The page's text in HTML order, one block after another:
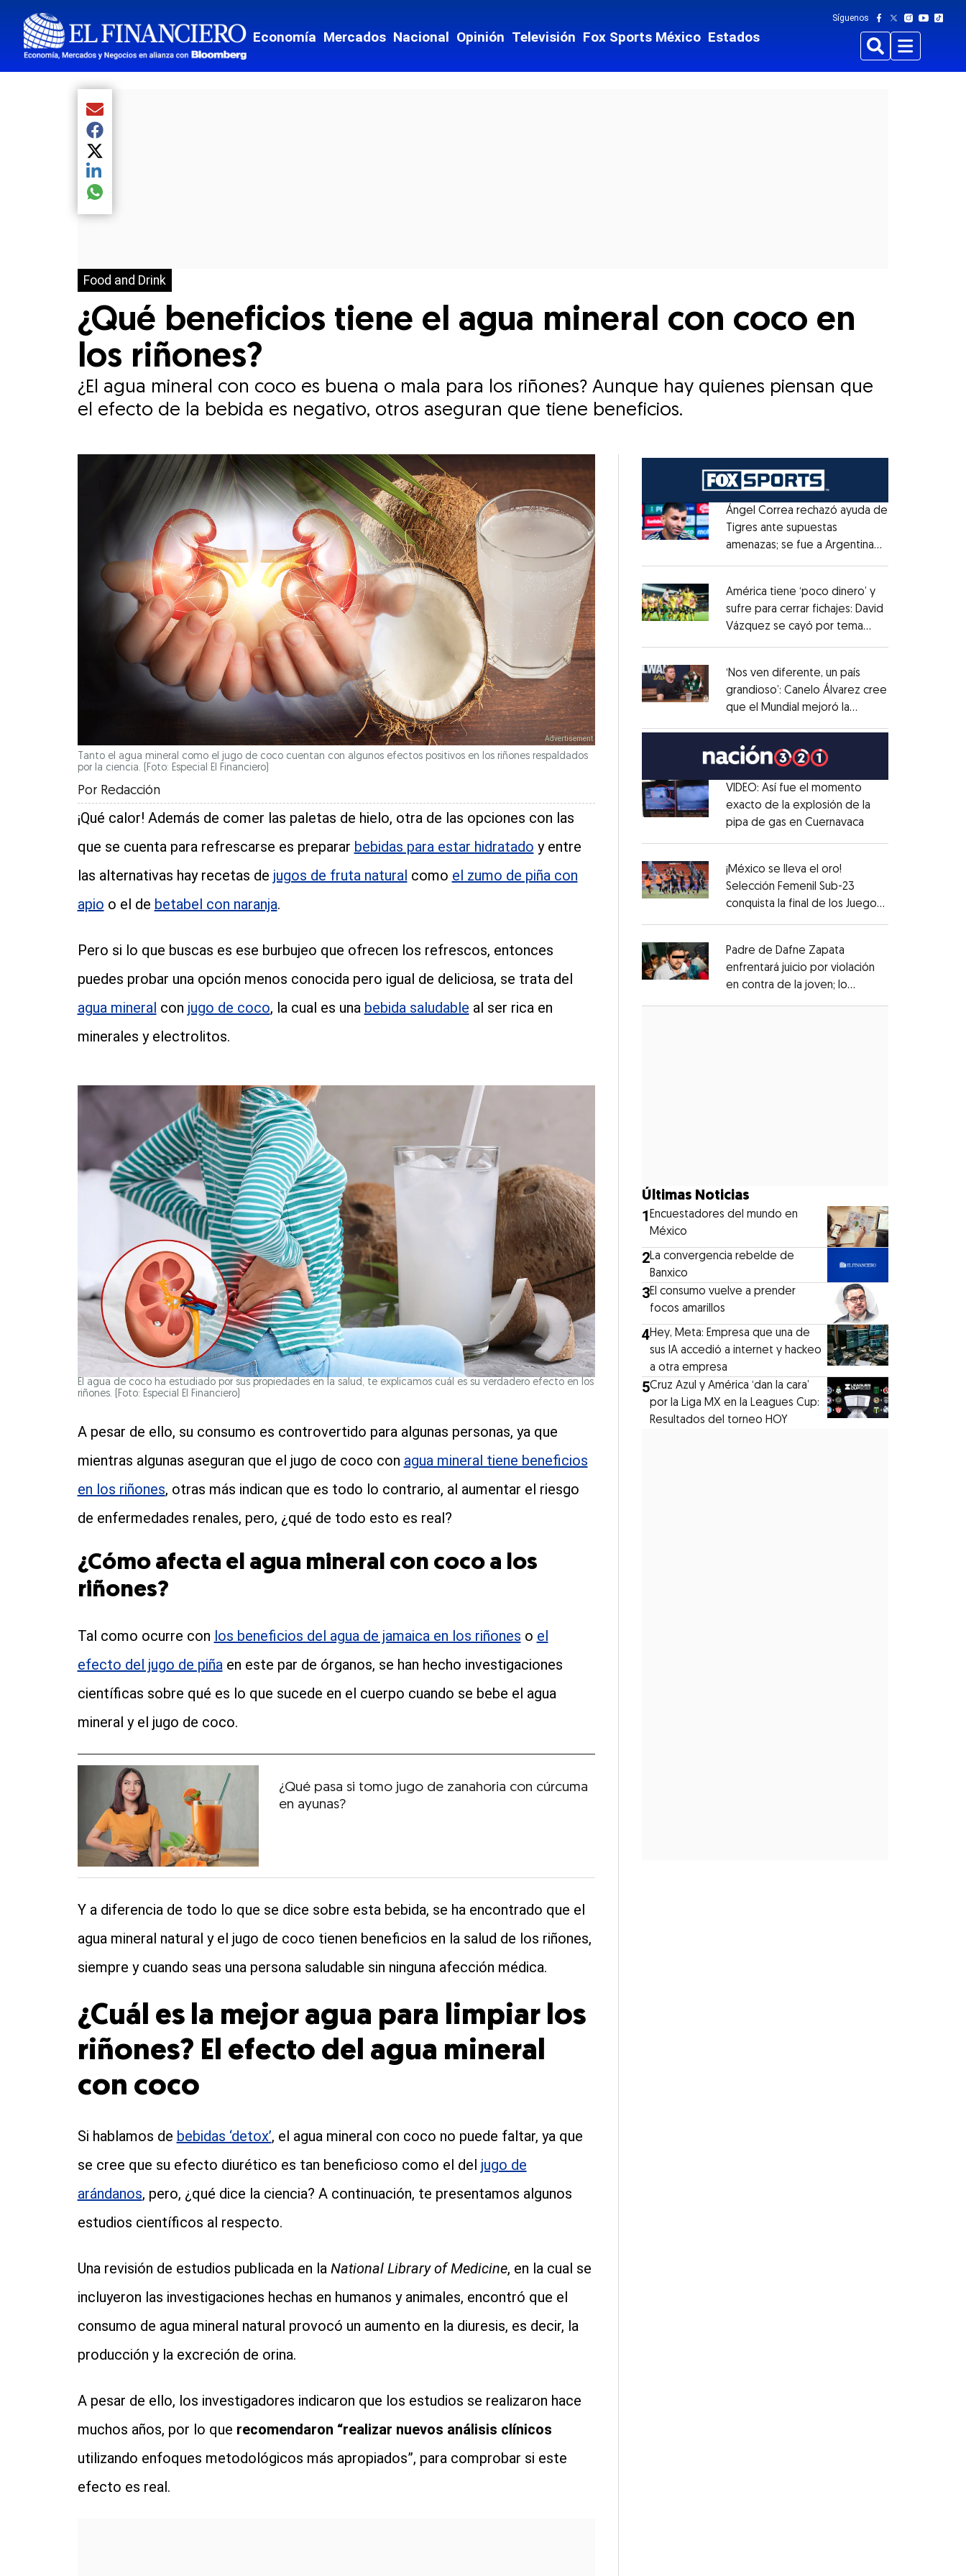
Economía Mercados Nacional Opinión Televisión Fox Sports México Estados
Síguenos
BuscarMenu
Food and Drink
¿Qué beneficios tiene el agua mineral con coco en
los riñones?
¿El agua mineral con coco es buena o mala para los riñones? Aunque hay quienes piensan que
el efecto de la bebida es negativo, otros aseguran que tiene beneficios.
Compartir el artículo actual mediante Email
Compartir el artículo actual mediante Facebook
Compartir el artículo actual mediante Twitter
Compartir el artículo actual mediante LinkedIn
Compartir el artículo actual mediante global.social-whatsapp
Tanto el agua mineral como el jugo de coco cuentan con algunos efectos positivos en los riñones respaldados
por la ciencia. (Foto: Especial El Financiero)
Por Redacción
¡Qué calor! Además de comer las paletas de hielo, otra de las opciones con las
que se cuenta para refrescarse es preparar bebidas para estar hidratado y entre
las alternativas hay recetas de jugos de fruta natural como el zumo de piña con
apio o el de betabel con naranja.
Pero si lo que buscas es ese burbujeo que ofrecen los refrescos, entonces
puedes probar una opción menos conocida pero igual de deliciosa, se trata del
agua mineral con jugo de coco, la cual es una bebida saludable al ser rica en
minerales y electrolitos.
El agua de coco ha estudiado por sus propiedades en la salud, te explicamos cuál es su verdadero efecto en los
riñones. (Foto: Especial El Financiero)
A pesar de ello, su consumo es controvertido para algunas personas, ya que
mientras algunas aseguran que el jugo de coco con agua mineral tiene beneficios
en los riñones, otras más indican que es todo lo contrario, al aumentar el riesgo
de enfermedades renales, pero, ¿qué de todo esto es real?
¿Cómo afecta el agua mineral con coco a los
riñones?
Tal como ocurre con los beneficios del agua de jamaica en los riñones o el
efecto del jugo de piña en este par de órganos, se han hecho investigaciones
científicas sobre qué es lo que sucede en el cuerpo cuando se bebe el agua
mineral y el jugo de coco.
¿Qué pasa si tomo jugo de zanahoria con cúrcuma
en ayunas?
Y a diferencia de todo lo que se dice sobre esta bebida, se ha encontrado que el
agua mineral natural y el jugo de coco tienen beneficios en la salud de los riñones,
siempre y cuando seas una persona saludable sin ninguna afección médica.
¿Cuál es la mejor agua para limpiar los
riñones? El efecto del agua mineral
con coco
Si hablamos de bebidas ‘detox’, el agua mineral con coco no puede faltar, ya que
se cree que su efecto diurético es tan beneficioso como el del jugo de
arándanos, pero, ¿qué dice la ciencia? A continuación, te presentamos algunos
estudios científicos al respecto.
Una revisión de estudios publicada en la National Library of Medicine, en la cual se
incluyeron las investigaciones hechas en humanos y animales, encontró que el
consumo de agua mineral natural provocó un aumento en la diuresis, es decir, la
producción y la excreción de orina.
A pesar de ello, los investigadores indicaron que los estudios se realizaron hace
muchos años, por lo que recomendaron “realizar nuevos análisis clínicos
utilizando enfoques metodológicos más apropiados”, para comprobar si este
efecto es real.
Opens in new window
Ángel Correa rechazó ayuda de
Tigres ante supuestas
amenazas; se fue a Argentina
Opens in new window
América tiene ‘poco dinero’ y
sufre para cerrar fichajes: David
Vázquez se cayó por tema
Opens in new window
‘Nos ven diferente, un país
grandioso’: Canelo Álvarez cree
que el Mundial mejoró la
Opens in new window
VIDEO: Así fue el momento
exacto de la explosión de la
pipa de gas en Cuernavaca
Opens in new window
¡México se lleva el oro!
Selección Femenil Sub-23
conquista la final de los Juegos
Opens in new window
Padre de Dafne Zapata
enfrentará juicio por violación
en contra de la joven; lo
Últimas Noticias
1Encuestadores del mundo en
México
2La convergencia rebelde de
Banxico
3El consumo vuelve a prender
focos amarillos
4Hey, Meta: Empresa que una de
sus IA accedió a internet y hackeo
a otra empresa
5Cruz Azul y América ‘dan la cara’
por la Liga MX en la Leagues Cup:
Resultados del torneo HOY